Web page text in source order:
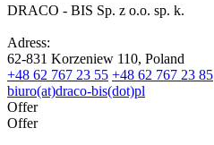
DRACO - BIS Sp. z o.o. sp. k.
Adress:
62-831 Korzeniew 110, Poland
+48 62 767 23 55 +48 62 767 23 85
biuro(at)draco-bis(dot)pl
Offer
Offer